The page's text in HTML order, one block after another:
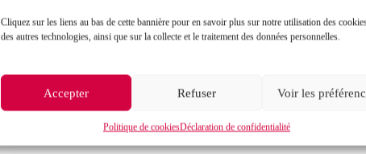
Cliquez sur les liens au bas de cette bannière pour en savoir plus sur notre utilisation des
des autres technologies, ainsi que sur la collecte et le traitement des données personnelles.
Accepter Refuser Voir les
Politique de cookiesDéclaration de confidentialité